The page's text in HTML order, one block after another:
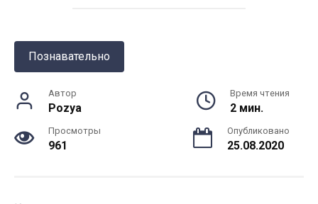
Познавательно
Автор
Pozya
Время чтения
2 мин.
Просмотры
961
Опубликовано
25.08.2020